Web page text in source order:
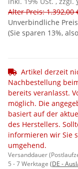
Alter Preis: 1.392,00
Unverbindliche
(Sie sparen 13%, also
Artikel derzeit
Nachbestellung
bereits veranlasst.
möglich. Die
basiert auf der
des Herstellers.
informieren wir Sie
umgehend.
Versanddauer
5 - 7 Werktage (DE -